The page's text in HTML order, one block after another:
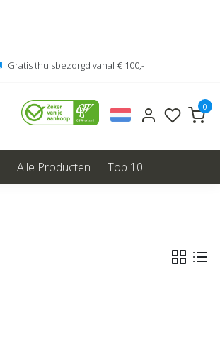
Gratis thuisbezorgd vanaf € 100,-
0
Alle Producten Top 10